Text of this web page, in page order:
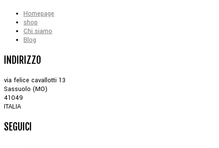
Homepage
shop
Chi siamo
Blog
INDIRIZZO
via felice cavallotti 13
Sassuolo (MO)
41049
ITALIA
SEGUICI